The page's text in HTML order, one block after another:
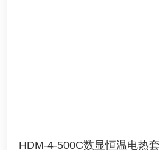
HDM-4-500C数显恒温电热套